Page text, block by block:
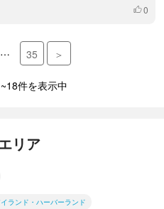
いいね
0
… 35 ＞
件を表示中
リア
ランド・ハーバーランド